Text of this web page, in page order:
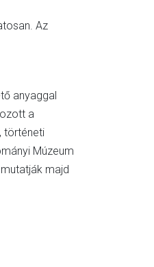
Az
anyaggal
a
történeti
Múzeum
majd